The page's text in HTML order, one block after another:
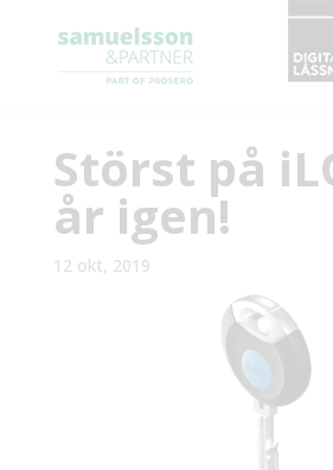
Störst på
år igen!
12 okt, 2019